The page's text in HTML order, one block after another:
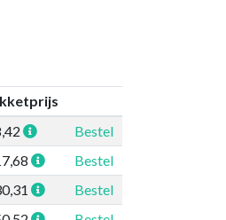
Bestel
Bestel
Bestel